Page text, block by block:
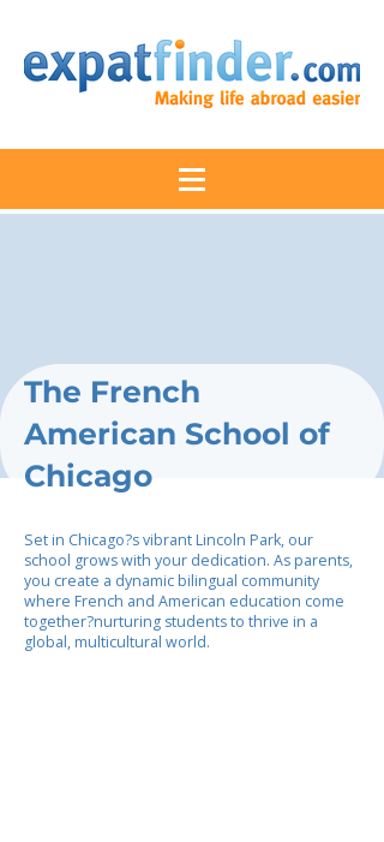
The French
American School of
Chicago
Set in Chicago?s vibrant Lincoln Park, our
school grows with your dedication. As parents,
you create a dynamic bilingual community
where French and American education come
together?nurturing students to thrive in a
global, multicultural world.